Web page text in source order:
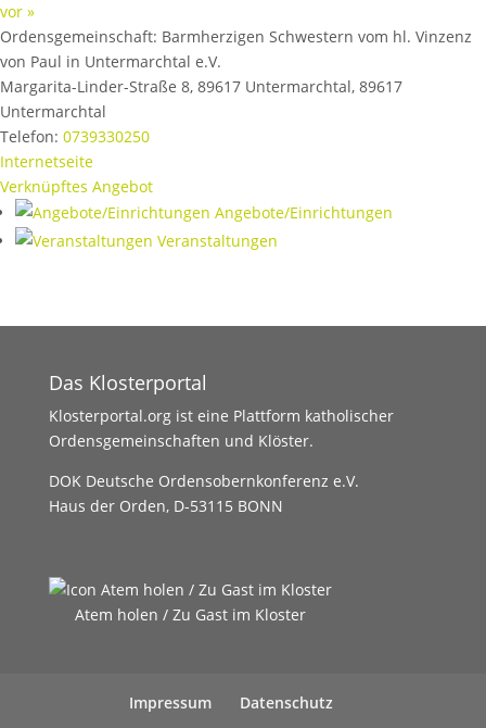
vor »
Ordensgemeinschaft: Barmherzigen Schwestern vom hl. Vinzenz
von Paul in Untermarchtal e.V.
Margarita-Linder-Straße 8, 89617 Untermarchtal, 89617
Untermarchtal
Telefon: 0739330250
Internetseite
Verknüpftes Angebot
Angebote/Einrichtungen
Veranstaltungen
Das Klosterportal
Klosterportal.org ist eine Plattform katholischer
Ordensgemeinschaften und Klöster.
DOK Deutsche Ordensobernkonferenz e.V.
Haus der Orden, D-53115 BONN
Atem holen / Zu Gast im Kloster
Impressum Datenschutz